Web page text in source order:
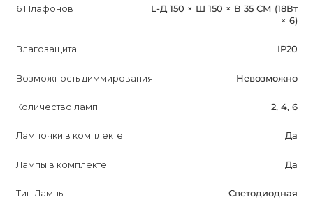
6 Плафонов
L-Д 150 × Ш 150 × В 35 СМ (18Вт
× 6)
Влагозащита IP20
Возможность диммирования Невозможно
Количество ламп 2, 4, 6
Лампочки в комплекте Да
Лампы в комплекте Да
Тип Лампы Светодиодная